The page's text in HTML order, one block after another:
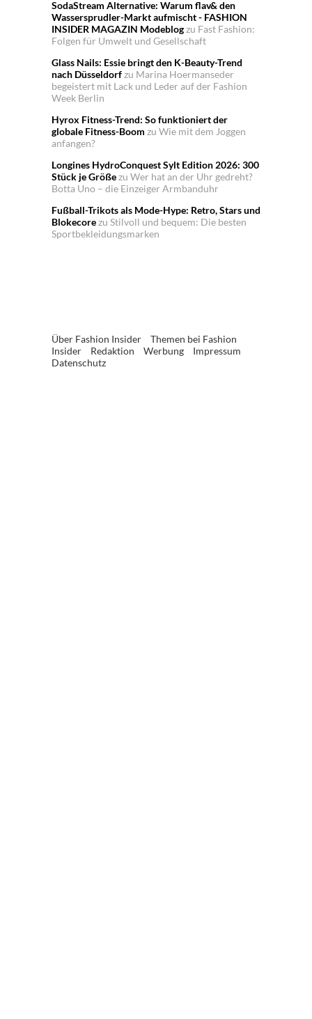
SodaStream Alternative: Warum flav& den
Wassersprudler-Markt aufmischt - FASHION
INSIDER MAGAZIN Modeblogzu Fast Fashion:
Folgen für Umwelt und Gesellschaft
Glass Nails: Essie bringt den K-Beauty-Trend
nach Düsseldorfzu Marina Hoermanseder
begeistert mit Lack und Leder auf der Fashion
Week Berlin
Hyrox Fitness-Trend: So funktioniert der
globale Fitness-Boom zu Wie mit dem Joggen
anfangen?
Longines HydroConquest Sylt Edition 2026: 300
Stück je Größezu Wer hat an der Uhr gedreht?
Botta Uno – die Einzeiger Armbanduhr
Fußball-Trikots als Mode-Hype: Retro, Stars und
Blokecorezu Stilvoll und bequem: Die besten
Sportbekleidungsmarken
Über Fashion Insider
Themen bei Fashion
Insider
Redaktion Werbung
Impressum
Datenschutz